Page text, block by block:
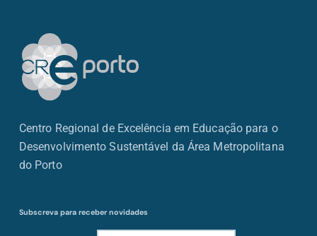
Centro Regional de Excelência em Educação para o
Desenvolvimento Sustentável da Área Metropolitana
do Porto
Subscreva para receber novidades